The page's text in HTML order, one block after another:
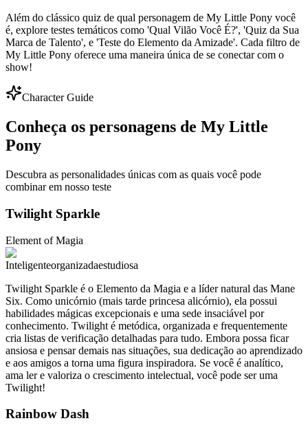
Além do clássico quiz de qual personagem de My Little Pony você
é, explore testes temáticos como 'Qual Vilão Você É?', 'Quiz da Sua
Marca de Talento', e 'Teste do Elemento da Amizade'. Cada filtro de
My Little Pony oferece uma maneira única de se conectar com o
show!
Character Guide
Conheça os personagens de My Little
Pony
Descubra as personalidades únicas com as quais você pode
combinar em nosso teste
Twilight Sparkle
Element ofMagia
Inteligenteorganizadaestudiosa
Twilight Sparkle é o Elemento da Magia e a líder natural das Mane
Six. Como unicórnio (mais tarde princesa alicórnio), ela possui
habilidades mágicas excepcionais e uma sede insaciável por
conhecimento. Twilight é metódica, organizada e frequentemente
cria listas de verificação detalhadas para tudo. Embora possa ficar
ansiosa e pensar demais nas situações, sua dedicação ao aprendizado
e aos amigos a torna uma figura inspiradora. Se você é analítico,
ama ler e valoriza o crescimento intelectual, você pode ser uma
Twilight!
Rainbow Dash